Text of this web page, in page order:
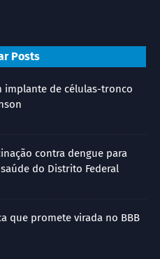
Posts
implante de células-tronco
contra dengue para
do Distrito Federal
que promete virada no BBB